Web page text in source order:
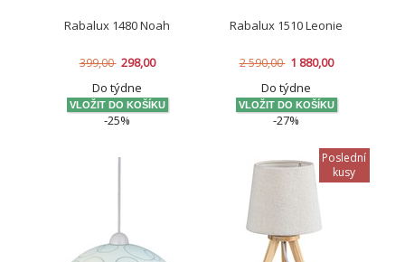
Rabalux 1480 Noah
399,00 298,00
Do týdne
-25%
Rabalux 1510 Leonie
2 590,00 1 880,00
Do týdne
-27%
Poslední
kusy